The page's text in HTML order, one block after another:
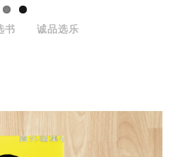
书 诚品选乐